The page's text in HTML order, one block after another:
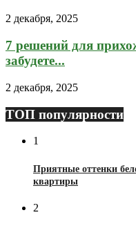
2 декабря, 2025
7 решений для
забудете...
2 декабря, 2025
ТОП популярности
1
Приятные оттенки
квартиры
2